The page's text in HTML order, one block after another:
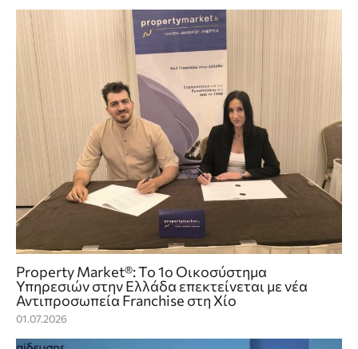
Property Market®: Το 1ο Οικοσύστημα
Υπηρεσιών στην Ελλάδα επεκτείνεται με νέα
Αντιπροσωπεία Franchise στη Χίο
01.07.2026